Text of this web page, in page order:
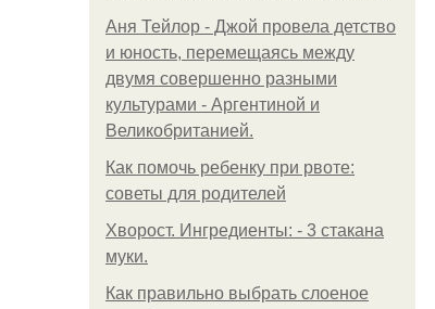
Аня Тейлор - Джой провела детство
и юность, перемещаясь между
двумя совершенно разными
культурами - Аргентиной и
Великобританией.
Как помочь ребенку при рвоте:
советы для родителей
Хворост. Ингредиенты: - 3 стакана
муки.
Как правильно выбрать слоеное